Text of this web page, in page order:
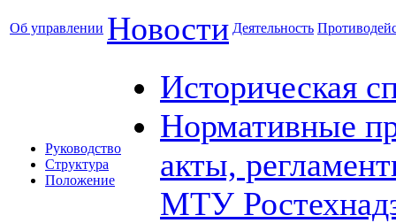
Об управлении Новости Деятельность
Руководство
Структура
Положение
Историческая
Нормативные
акты,
МТУ